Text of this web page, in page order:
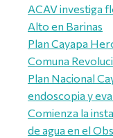
ACAV investiga
Alto en Barinas
Plan Cayapa
Comuna
Plan Nacional
endoscopia y
Comienza la
de agua en el